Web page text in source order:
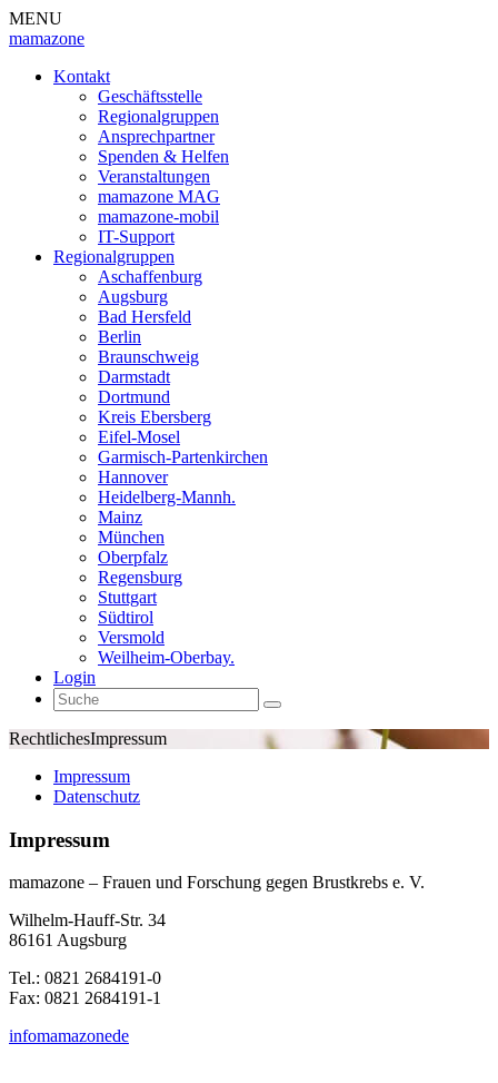
MENU
mamazone
Kontakt
Geschäftsstelle
Regionalgruppen
Ansprechpartner
Spenden & Helfen
Veranstaltungen
mamazone MAG
mamazone-mobil
IT-Support
Regionalgruppen
Aschaffenburg
Augsburg
Bad Hersfeld
Berlin
Braunschweig
Darmstadt
Dortmund
Kreis Ebersberg
Eifel-Mosel
Garmisch-Partenkirchen
Hannover
Heidelberg-Mannh.
Mainz
München
Oberpfalz
Regensburg
Stuttgart
Südtirol
Versmold
Weilheim-Oberbay.
Login
RechtlichesImpressum
Impressum
Datenschutz
Impressum
mamazone – Frauen und Forschung gegen Brustkrebs e. V.
Wilhelm-Hauff-Str. 34
86161 Augsburg
Tel.: 0821 2684191-0
Fax: 0821 2684191-1
infomamazonede